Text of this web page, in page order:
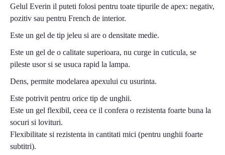
Gelul Everin il puteti folosi pentru toate tipurile de apex: negativ,
pozitiv sau pentru French de interior.
Este un gel de tip jeleu si are o densitate medie.
Este un gel de o calitate superioara, nu curge in cuticula, se
pileste usor si se usuca rapid la lampa.
Dens, permite modelarea apexului cu usurinta.
Este potrivit pentru orice tip de unghii.
Este un gel flexibil, ceea ce il confera o rezistenta foarte buna la
socuri si lovituri.
Flexibilitate si rezistenta in cantitati mici (pentru unghii foarte
subtitri).